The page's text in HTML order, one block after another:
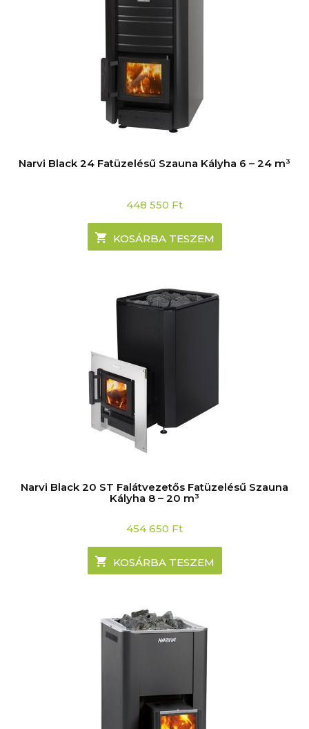
Narvi Black 24 Fatüzelésű Szauna Kályha 6 – 24 m³
448 550 Ft
KOSÁRBA TESZEM
Narvi Black 20 ST Falátvezetős Fatüzelésű Szauna
Kályha 8 – 20 m³
454 650 Ft
KOSÁRBA TESZEM